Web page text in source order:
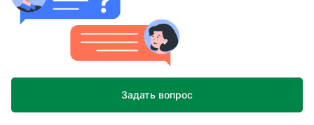
Задать вопрос